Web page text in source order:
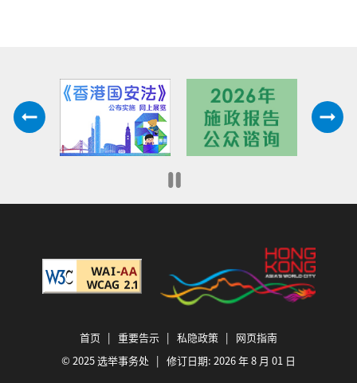
首页 | 重要告示 | 私隐政策 | 网页指南
© 2025 选举事务处 | 修订日期: 2026 年 8 月 01 日